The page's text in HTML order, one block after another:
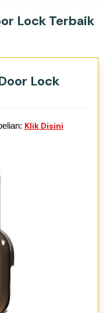
Lock Terbaik
Lock
Klik Disini